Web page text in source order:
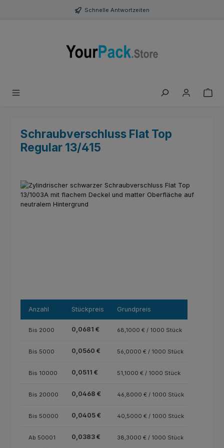
Zum Hauptinhalt springen Schnelle Antwortzeiten
Schraubverschluss Flat Top
Regular 13/415
Bildergalerie überspringen
Anzahl Stückpreis Grundpreis
Bis 2000 0,0681 € 68,1000 € / 1000 Stück
Bis 5000 0,0560 € 56,0000 € / 1000 Stück
Bis 10000 0,0511 € 51,1000 € / 1000 Stück
Bis 20000 0,0468 € 46,8000 € / 1000 Stück
Bis 50000 0,0405 € 40,5000 € / 1000 Stück
Ab 50001 0,0383 € 38,3000 € / 1000 Stück